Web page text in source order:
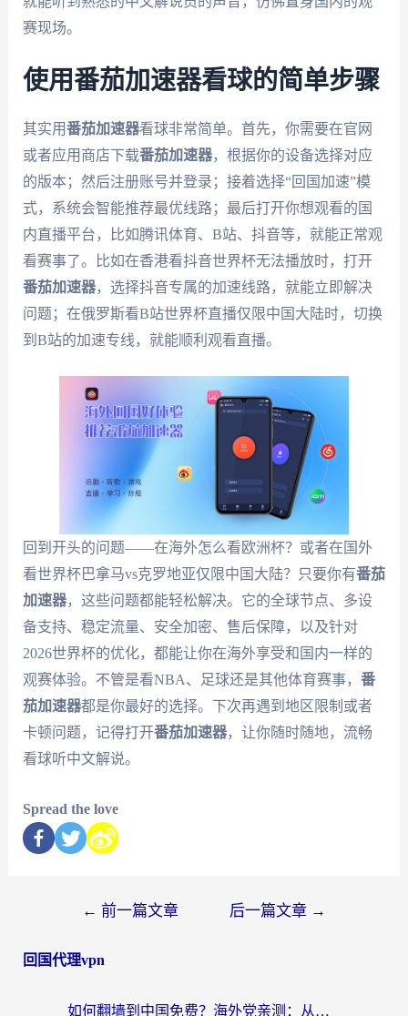
赛现场。
使用番茄加速器看球的简单步骤
其实用番茄加速器看球非常简单。首先，你需要在官网
或者应用商店下载番茄加速器，根据你的设备选择对应
的版本；然后注册账号并登录；接着选择“回国加速”模
式，系统会智能推荐最优线路；最后打开你想观看的国
内直播平台，比如腾讯体育、B站、抖音等，就能正常观
看赛事了。比如在香港看抖音世界杯无法播放时，打开
番茄加速器，选择抖音专属的加速线路，就能立即解决
问题；在俄罗斯看B站世界杯直播仅限中国大陆时，切换
到B站的加速专线，就能顺利观看直播。
回到开头的问题——在海外怎么看欧洲杯？或者在国外
看世界杯巴拿马vs克罗地亚仅限中国大陆？只要你有番茄
加速器，这些问题都能轻松解决。它的全球节点、多设
备支持、稳定流量、安全加密、售后保障，以及针对
2026世界杯的优化，都能让你在海外享受和国内一样的
观赛体验。不管是看NBA、足球还是其他体育赛事， 番
茄加速器都是你最好的选择。下次再遇到地区限制或者
卡顿问题，记得打开番茄加速器，让你随时随地，流畅
看球听中文解说。
Spread the love
← 前一篇文章 后一篇文章 →
回国代理vpn
如何翻墙到中国免费？海外党亲测：从踩坑到选对加速器的全攻略